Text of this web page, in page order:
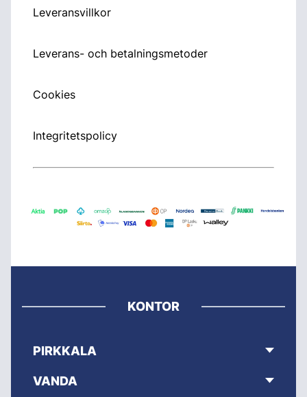
Leveransvillkor
Leverans- och betalningsmetoder
Cookies
Integritetspolicy
KONTOR
PIRKKALA
VANDA